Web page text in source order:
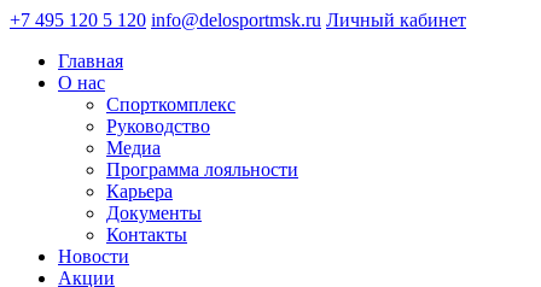
+7 495 120 5 120 info@delosportmsk.ru Личный кабинет
Главная
О нас
Спорткомплекс
Руководство
Медиа
Программа лояльности
Карьера
Документы
Контакты
Новости
Акции